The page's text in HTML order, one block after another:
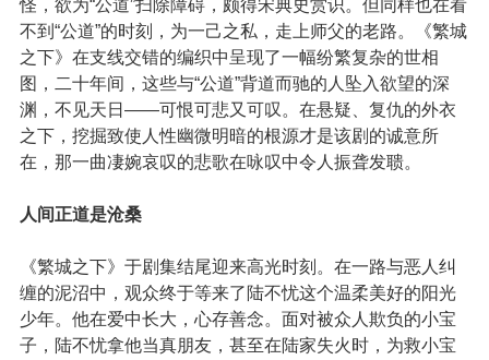
怪，欲为“公道”扫除障碍，颇得宋典史赏识。但同样也在看
不到“公道”的时刻，为一己之私，走上师父的老路。《繁城
之下》在支线交错的编织中呈现了一幅纷繁复杂的世相
图，二十年间，这些与“公道”背道而驰的人坠入欲望的深
渊，不见天日——可恨可悲又可叹。在悬疑、复仇的外衣
之下，挖掘致使人性幽微明暗的根源才是该剧的诚意所
在，那一曲凄婉哀叹的悲歌在咏叹中令人振聋发聩。
人间正道是沧桑
《繁城之下》于剧集结尾迎来高光时刻。在一路与恶人纠
缠的泥沼中，观众终于等来了陆不忧这个温柔美好的阳光
少年。他在爱中长大，心存善念。面对被众人欺负的小宝
子，陆不忧拿他当真朋友，甚至在陆家失火时，为救小宝